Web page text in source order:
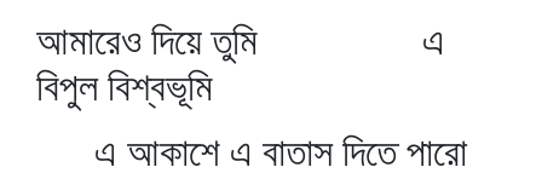
আমারেও দিয়ে তুমি এ
বিপুল বিশ্বভূমি
এ আকাশে এ বাতাস দিতে পারো